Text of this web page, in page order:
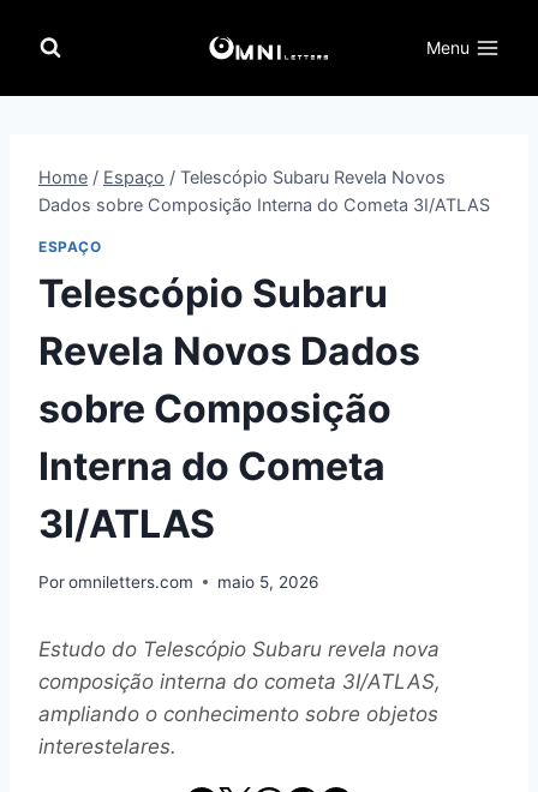
para
Menu
Home / Espaço / Telescópio Subaru Revela Novos
Dados sobre Composição Interna do Cometa 3I/ATLAS
ESPAÇO
Telescópio Subaru
Revela Novos Dados
sobre Composição
Interna do Cometa
3I/ATLAS
Poromniletters.com maio 5, 2026
Estudo do Telescópio Subaru revela nova
composição interna do cometa 3I/ATLAS,
ampliando o conhecimento sobre objetos
interestelares.